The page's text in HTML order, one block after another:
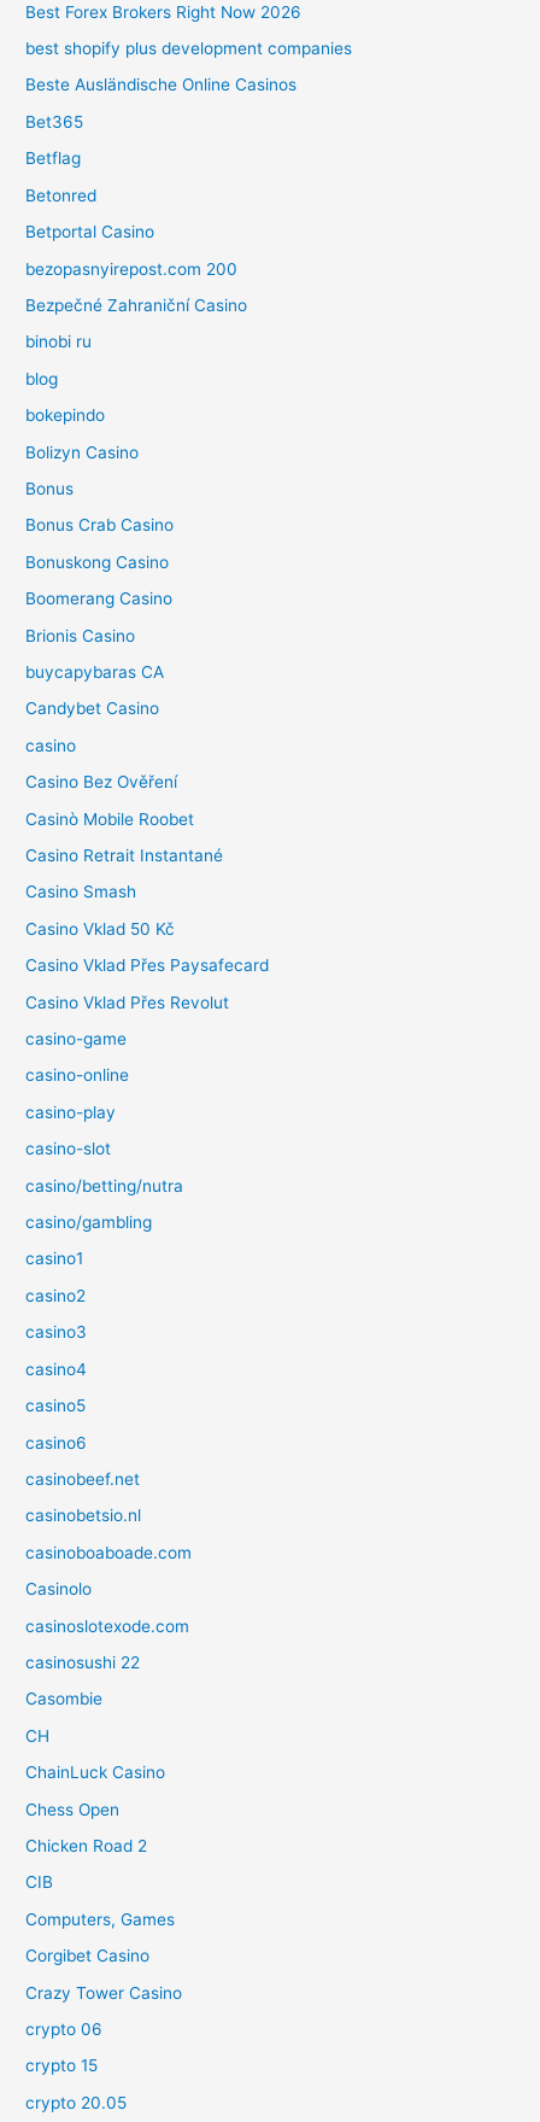
Best Forex Brokers Right Now 2026
best shopify plus development companies
Beste Ausländische Online Casinos
Bet365
Betflag
Betonred
Betportal Casino
bezopasnyirepost.com 200
Bezpečné Zahraniční Casino
binobi ru
blog
bokepindo
Bolizyn Casino
Bonus
Bonus Crab Casino
Bonuskong Casino
Boomerang Casino
Brionis Casino
buycapybaras CA
Candybet Casino
casino
Casino Bez Ověření
Casinò Mobile Roobet
Casino Retrait Instantané
Casino Smash
Casino Vklad 50 Kč
Casino Vklad Přes Paysafecard
Casino Vklad Přes Revolut
casino-game
casino-online
casino-play
casino-slot
casino/betting/nutra
casino/gambling
casino1
casino2
casino3
casino4
casino5
casino6
casinobeef.net
casinobetsio.nl
casinoboaboade.com
Casinolo
casinoslotexode.com
casinosushi 22
Casombie
CH
ChainLuck Casino
Chess Open
Chicken Road 2
CIB
Computers, Games
Corgibet Casino
Crazy Tower Сasino
crypto 06
crypto 15
crypto 20.05